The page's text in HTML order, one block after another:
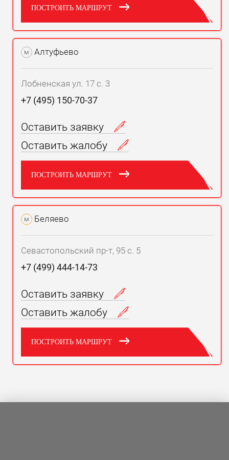
ПОСТРОИТЬ МАРШРУТ
м Алтуфьево
Лобненская ул. 17 с. 3
+7 (495) 150-70-37
Оставить заявку
Оставить жалобу
ПОСТРОИТЬ МАРШРУТ
м Беляево
Севастопольский пр-т, 95 с. 5
+7 (499) 444-14-73
Оставить заявку
Оставить жалобу
ПОСТРОИТЬ МАРШРУТ